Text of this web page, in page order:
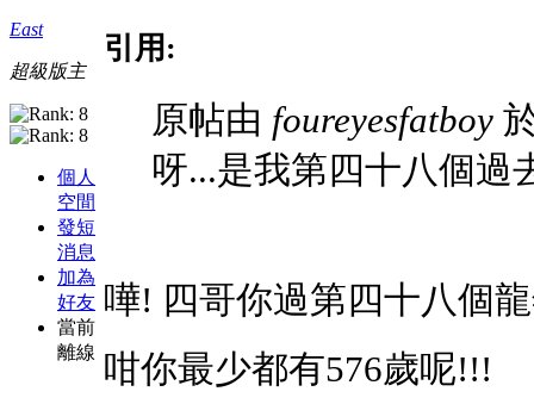
East
超級版主
個人
空間
發短
消息
加為
好友
當前
離線
引用:
原帖由 foureyesfatboy
呀...是我第四十八個過
嘩! 四哥你過第四十八個
咁你最少都有576歲呢!!!